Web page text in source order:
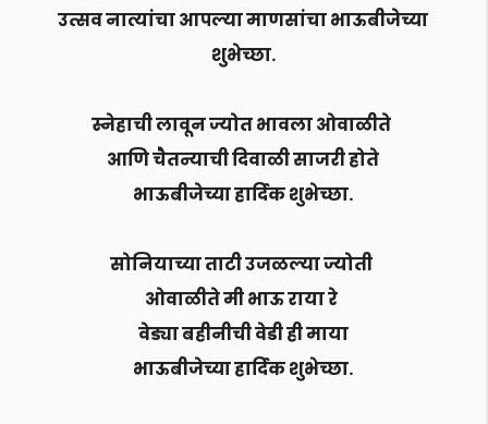
उत्सव नात्यांचा आपल्या माणसांचा भाऊबीजेच्या
शुभेच्छा.
स्नेहाची लावून ज्योत भावला ओवाळीते
आणि चैतन्याची दिवाळी साजरी होते
भाऊबीजेच्या हार्दिक शुभेच्छा.
सोनियाच्या ताटी उजळल्या ज्योती
ओवाळीते मी भाऊ राया रे
वेड्या बहीनीची वेडी ही माया
भाऊबीजेच्या हार्दिक शुभेच्छा.